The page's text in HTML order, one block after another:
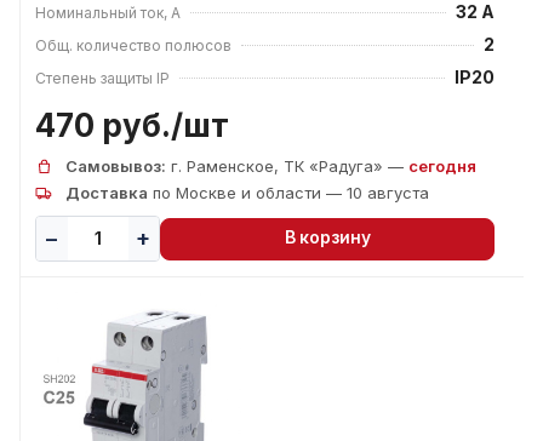
Номинальный ток, А 32 А
Общ. количество полюсов 2
Степень защиты IP IP20
470 руб./шт
Самовывоз: г. Раменское, ТК «Радуга» — сегодня
Доставка по Москве и области — 10 августа
В корзину